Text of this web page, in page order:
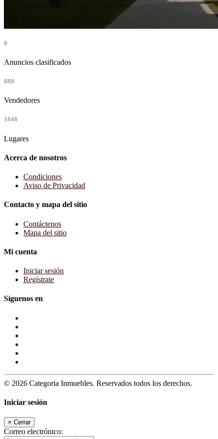
0
Anuncios clasificados
888
Vendedores
1848
Lugares
Acerca de nosotros
Condiciones
Aviso de Privacidad
Contacto y mapa del sitio
Contáctenos
Mapa del sitio
Mi cuenta
Iniciar sesión
Regístrate
Síguenos en
© 2026 Categoria Inmuebles. Reservados todos los derechos.
Iniciar sesión
× Cerrar
Correo electrónico: